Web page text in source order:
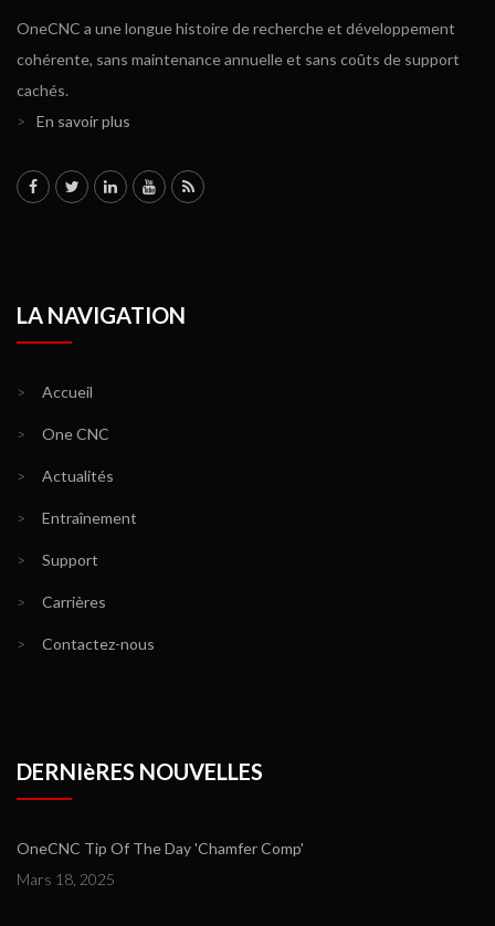
OneCNC a une longue histoire de recherche et développement
cohérente, sans maintenance annuelle et sans coûts de support
cachés.
>
En savoir plus
LA NAVIGATION
> Accueil
> One CNC
> Actualités
> Entraînement
> Support
> Carrières
> Contactez-nous
DERNIèRES NOUVELLES
OneCNC Tip Of The Day 'Chamfer Comp'
Mars 18, 2025